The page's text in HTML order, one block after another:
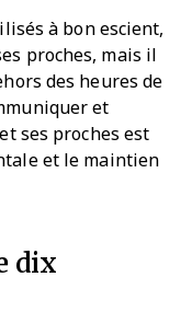
à bon escient,
proches, mais il
des heures de
et
ses proches est
et le maintien
dix